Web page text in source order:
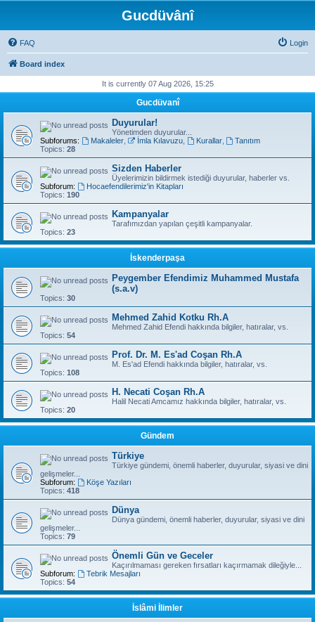
Gucdüvânî
FAQ Login
Board index
It is currently 07 Aug 2026, 15:25
Gucdüvanî
Duyurular!
Yönetimden duyurular...
Subforums:
Makaleler, İmla Kılavuzu, Kurallar,
Tanıtım
Topics: 28
Sizden Haberler
Üyelerimizin bildirmek istediği duyurular, haberler vs.
Subforum:
Hocaefendilerimiz'in Kitapları
Topics: 190
Kampanyalar
Tarafımızdan yapılan çeşitli kampanyalar.
Topics: 23
İskenderpaşa
Peygember Efendimiz Muhammed Mustafa
(s.a.v)
Topics: 30
Mehmed Zahid Kotku Rh.A
Mehmed Zahid Efendi hakkında bilgiler, hatıralar, vs.
Topics: 54
Prof. Dr. M. Es'ad Coşan Rh.A
M. Es'ad Efendi hakkında bilgiler, hatıralar, vs.
Topics: 108
H. Necati Coşan Rh.A
Halil Necati Amcamız hakkında bilgiler, hatıralar, vs.
Topics: 20
Gündem
Türkiye
Türkiye gündemi, önemli haberler, duyurular, siyasi ve dini
gelişmeler...
Subforum:
Köşe Yazıları
Topics: 418
Dünya
Dünya gündemi, önemli haberler, duyurular, siyasi ve dini
gelişmeler...
Topics: 79
Önemli Gün ve Geceler
Kaçırılmaması gereken fırsatları kaçırmamak dileğiyle...
Subforum:
Tebrik Mesajları
Topics: 54
İslâmi İlimler